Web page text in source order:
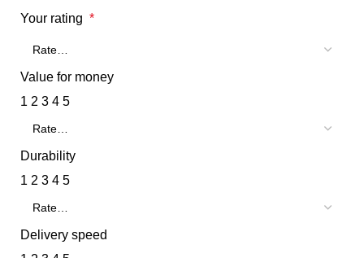
Your rating *
Value for money
1 2 3 4 5
Durability
1 2 3 4 5
Delivery speed